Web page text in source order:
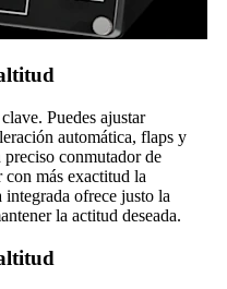
Puedes ajustar
automática, flaps y
preciso conmutador de
más exactitud la
integrada ofrece justo la
la actitud deseada.